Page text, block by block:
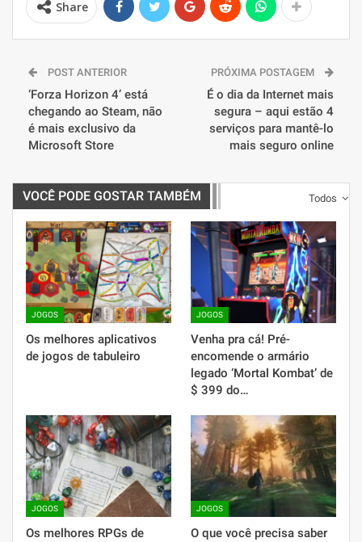
Share
POST ANTERIOR
‘Forza Horizon 4’ está
chegando ao Steam, não
é mais exclusivo da
Microsoft Store
PRÓXIMA POSTAGEM
É o dia da Internet mais
segura – aqui estão 4
serviços para mantê-lo
mais seguro online
Todos
VOCÊ PODE GOSTAR TAMBÉM
JOGOS
Os melhores aplicativos
de jogos de tabuleiro
JOGOS
Venha pra cá! Pré-
encomende o armário
legado ‘Mortal Kombat’ de
$ 399 do…
JOGOS
Os melhores RPGs de
JOGOS
O que você precisa saber